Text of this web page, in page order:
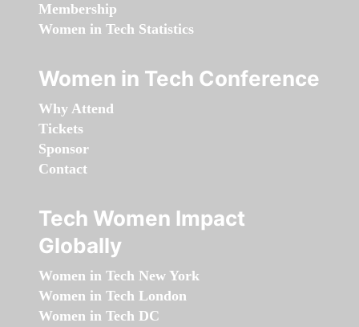
Membership
Women in Tech Statistics
Women in Tech Conference
Why Attend
Tickets
Sponsor
Contact
Tech Women Impact
Globally
Women in Tech New York
Women in Tech London
Women in Tech DC